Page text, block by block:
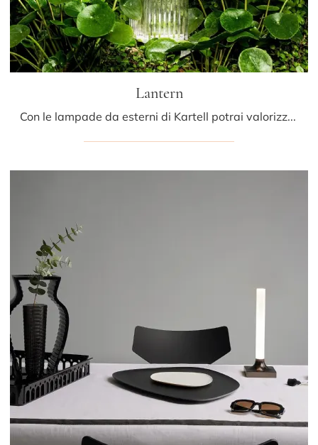
Lantern
Con le lampade da esterni di Kartell potrai valorizzare i tuoi interni: clicca e scopri Lantern!